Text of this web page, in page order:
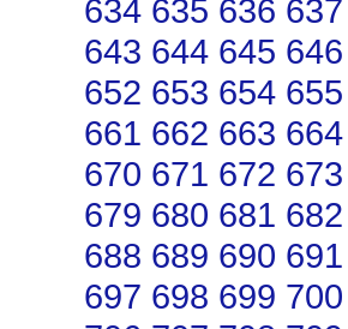
634 635 636 637
643 644 645 646
652 653 654 655
661 662 663 664
670 671 672 673
679 680 681 682
688 689 690 691
697 698 699 700